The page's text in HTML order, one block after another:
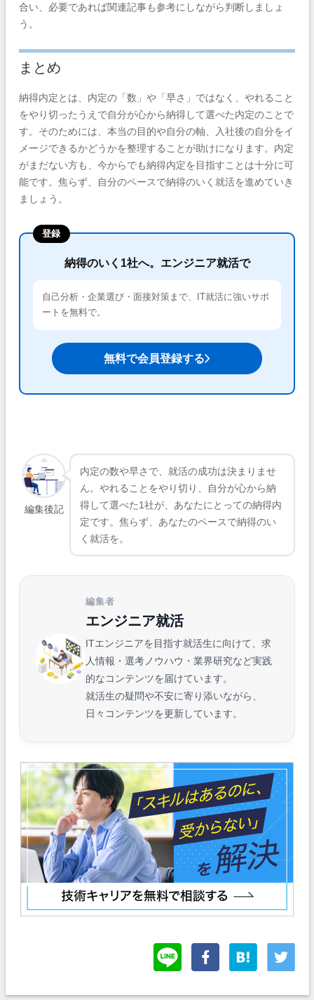
合い、必要であれば関連記事も参考にしながら判断しましょ
う。
まとめ
納得内定とは、内定の「数」や「早さ」ではなく、やれること
をやり切ったうえで自分が心から納得して選べた内定のことで
す。そのためには、本当の目的や自分の軸、入社後の自分をイ
メージできるかどうかを整理することが助けになります。内定
がまだない方も、今からでも納得内定を目指すことは十分に可
能です。焦らず、自分のペースで納得のいく就活を進めていき
ましょう。
登録
納得のいく1社へ。エンジニア就活で
自己分析・企業選び・面接対策まで、IT就活に強いサポ
ートを無料で。
無料で会員登録する
編集後記
内定の数や早さで、就活の成功は決まりませ
ん。やれることをやり切り、自分が心から納
得して選べた1社が、あなたにとっての納得内
定です。焦らず、あなたのペースで納得のい
く就活を。
編集者
エンジニア就活
ITエンジニアを目指す就活生に向けて、求
人情報・選考ノウハウ・業界研究など実践
的なコンテンツを届けています。
就活生の疑問や不安に寄り添いながら、
日々コンテンツを更新しています。